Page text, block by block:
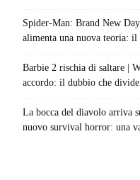
Spider-Man: Brand New
alimenta una nuova teoria:
Barbie 2 rischia di saltare |
accordo: il dubbio che
La bocca del diavolo arriva
nuovo survival horror: una